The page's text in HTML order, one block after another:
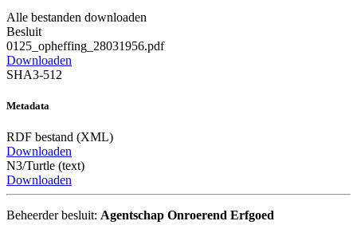
Alle bestanden downloaden
Besluit
0125_opheffing_28031956.pdf
Downloaden
SHA3-512
Metadata
RDF bestand (XML)
Downloaden
N3/Turtle (text)
Downloaden
Beheerder besluit: Agentschap Onroerend Erfgoed